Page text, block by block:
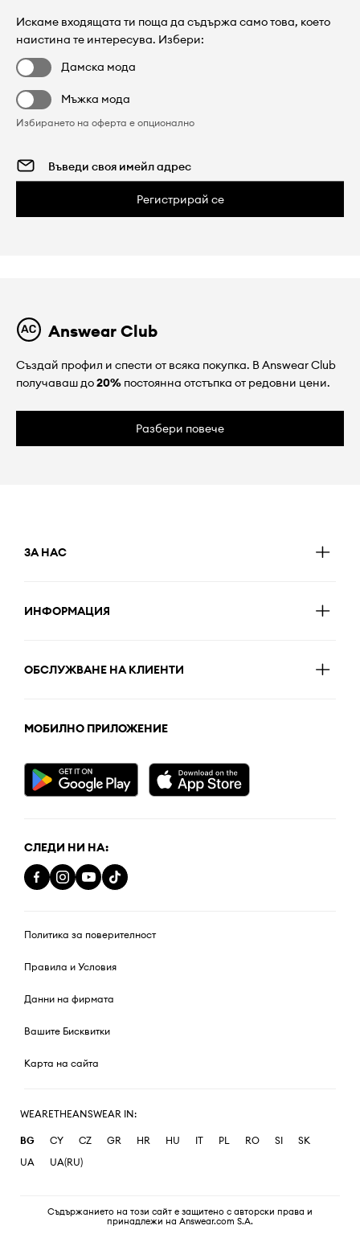
Искаме входящата ти поща да съдържа само това, което
наистина те интересува. Избери:
Дамска мода
Мъжка мода
Избирането на оферта е опционално
Регистрирай се
Answear Club
Създай профил и спести от всяка покупка. В Answear Club
получаваш до20% постоянна отстъпка от редовни цени.
Разбери повече
ЗА НАС
ИНФОРМАЦИЯ
ОБСЛУЖВАНЕ НА КЛИЕНТИ
МОБИЛНО ПРИЛОЖЕНИЕ
СЛЕДИ НИ НА:
Политика за поверителност
Правила и Условия
Данни на фирмата
Вашите Бисквитки
Карта на сайта
WEARETHEANSWEAR IN:
BG CY CZ GR HR HU IT PL RO SI
SK
UA
UA(RU)
Съдържанието на този сайт е защитено с авторски права и
принадлежи на Answear.com S.A.